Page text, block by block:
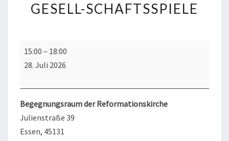
SCHAFTSSPIELE
GESELL-SCHAFTSSPIELE
Gesell-
schaftsspiele
15:00 – 18:00
28. Juli 2026
Begegnungsraum der Reformationskirche
Julienstraße 39
Essen, 45131